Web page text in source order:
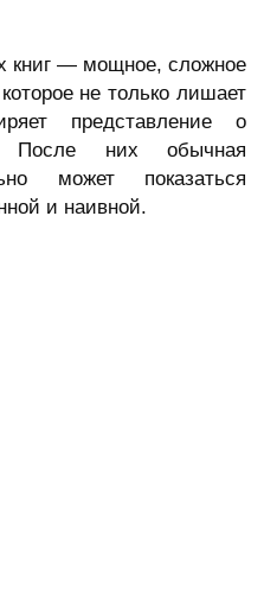
книг — мощное, сложное
не только лишает
представление о
После них обычная
может показаться
и наивной.